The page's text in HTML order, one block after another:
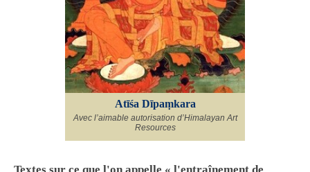
Atīśa Dīpaṃkara
Avec l’aimable autorisation d’Himalayan Art
Resources
Textes sur ce que l'on appelle « l'entraînement de